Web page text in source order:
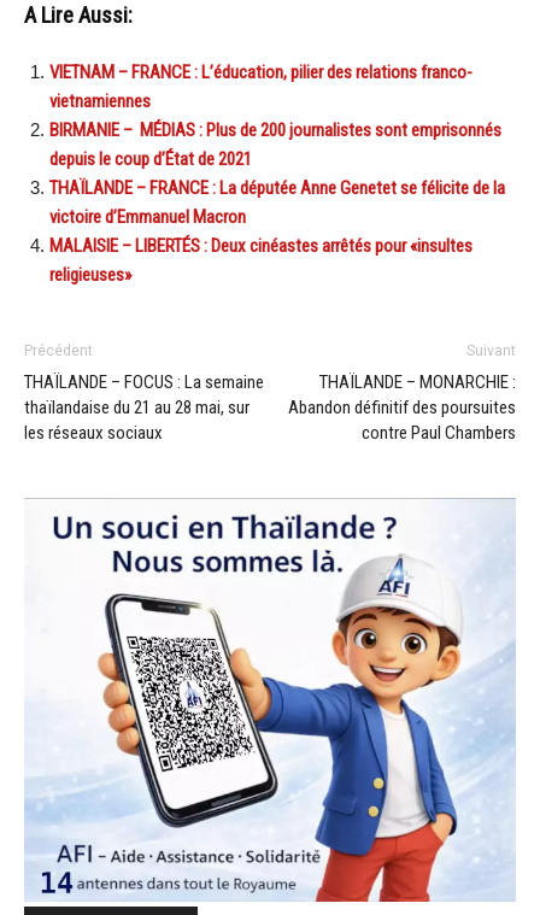
A Lire Aussi:
VIETNAM – FRANCE : L’éducation, pilier des relations franco-
vietnamiennes
BIRMANIE – MÉDIAS : Plus de 200 journalistes sont emprisonnés
depuis le coup d’État de 2021
THAÏLANDE – FRANCE : La députée Anne Genetet se félicite de la
victoire d’Emmanuel Macron
MALAISIE – LIBERTÉS : Deux cinéastes arrêtés pour «insultes
religieuses»
Précédent
THAÏLANDE – FOCUS : La semaine
thaïlandaise du 21 au 28 mai, sur
les réseaux sociaux
Suivant
THAÏLANDE – MONARCHIE :
Abandon définitif des poursuites
contre Paul Chambers